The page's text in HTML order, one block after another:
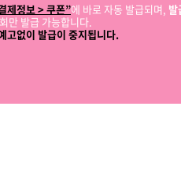
제정보 > 쿠폰”에 바로 자동 발급되며,
만 발급 가능합니다.
고없이 발급이 중지됩니다.